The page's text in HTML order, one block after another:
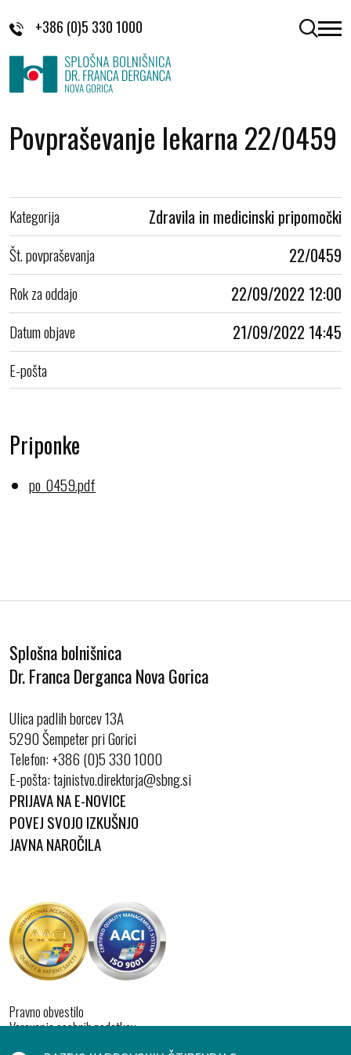
+386 (0)5 330 1000 odpri
Povpraševanje lekarna 22/0459
Kategorija Zdravila in medicinski pripomočki
Št. povpraševanja 22/0459
Rok za oddajo 22/09/2022 12:00
Datum objave 21/09/2022 14:45
E-pošta
Priponke
po_0459.pdf
Splošna bolnišnica
Dr. Franca Derganca Nova Gorica
Ulica padlih borcev 13A
5290 Šempeter pri Gorici
Telefon:+386 (0)5 330 1000
E-pošta:
PRIJAVA NA E-NOVICE
POVEJ SVOJO IZKUŠNJO
JAVNA NAROČILA
Pravno obvestilo
Varovanje osebnih podatkov